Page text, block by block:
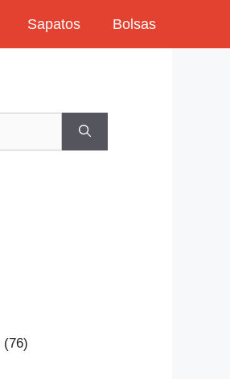
Sapatos Bolsas
(76)